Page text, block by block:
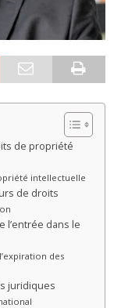
de propriété
intellectuelle
de droits
l’entrée dans le
des
juridiques